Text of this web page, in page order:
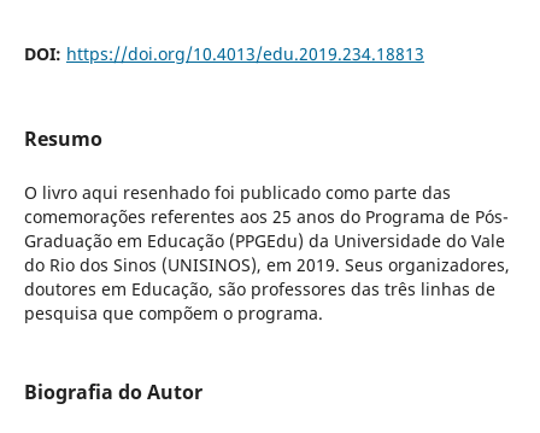
DOI: https://doi.org/10.4013/edu.2019.234.18813
Resumo
O livro aqui resenhado foi publicado como parte das
comemorações referentes aos 25 anos do Programa de Pós-
Graduação em Educação (PPGEdu) da Universidade do Vale
do Rio dos Sinos (UNISINOS), em 2019. Seus organizadores,
doutores em Educação, são professores das três linhas de
pesquisa que compõem o programa.
Biografia do Autor